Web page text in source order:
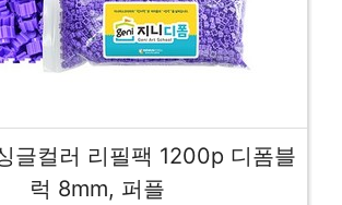
글컬러 리필팩 1200p 디폼블
럭 8mm, 퍼플